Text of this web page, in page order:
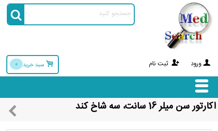
سبد خرید 0 ورود ثبت نام
اکارتور سن میلر 16 سانت، سه شاخ کند